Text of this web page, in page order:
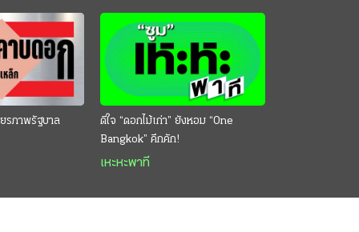
รภาพรัฐบาล
ดีใจ “ดอกไม้เก่า” ยังหอม “One
Bangkok” คึกคัก!
เหะหะพาที